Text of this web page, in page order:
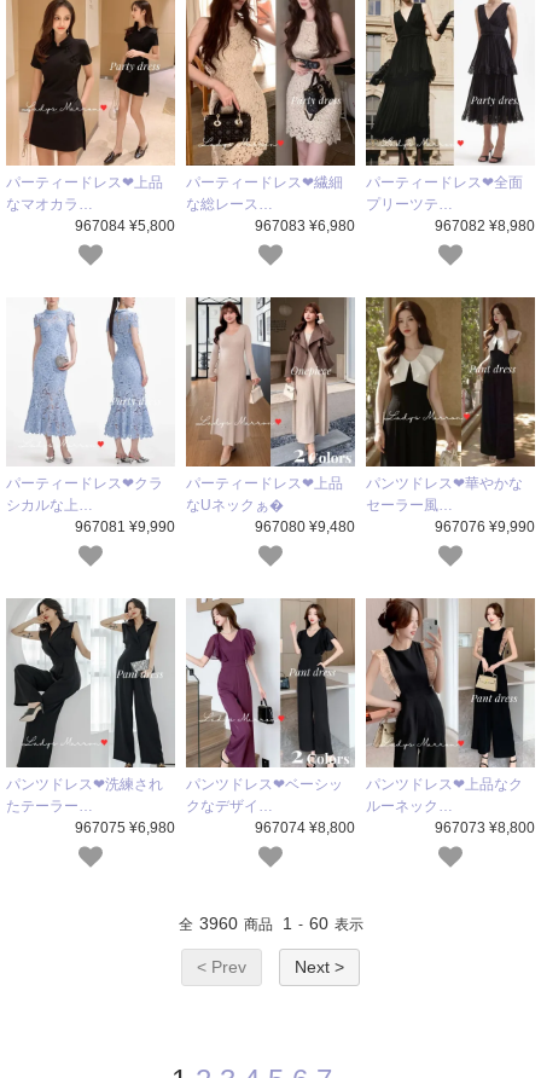
パーティードレス❤上品
なマオカラ…
967084 ¥5,800
パーティードレス❤繊細
な総レース…
967083 ¥6,980
パーティードレス❤全面
プリーツテ…
967082 ¥8,980
パーティードレス❤クラ
シカルな上…
967081 ¥9,990
パーティードレス❤上品
なUネックぁ�
967080 ¥9,480
パンツドレス❤華やかな
セーラー風…
967076 ¥9,990
パンツドレス❤洗練され
たテーラー…
967075 ¥6,980
パンツドレス❤ベーシッ
クなデザイ…
967074 ¥8,800
パンツドレス❤上品なク
ルーネック…
967073 ¥8,800
全 3960 商品 1 - 60 表示
< Prev Next >